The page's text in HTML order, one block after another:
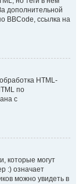
дополнительной
BBCode, ссылка на
HTML-
по
с
которые могут
:) означает
можно увидеть в